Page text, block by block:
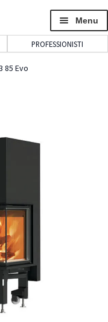
Menu
PROFESSIONISTI
85 Evo